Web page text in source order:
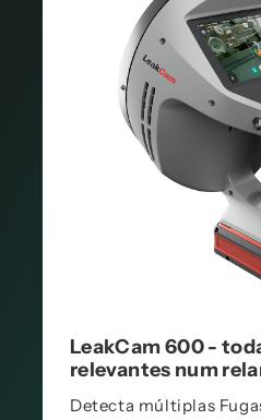
LeakCam 600 -
relevantes num
Detecta múltiplas